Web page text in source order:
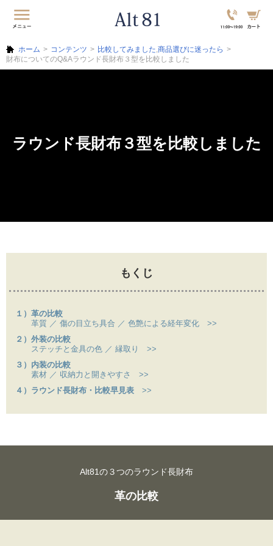
ホーム コンテンツ 比較してみました 商品選びに迷ったら
財布についてのQ&Aラウンド長財布３型を比較しました
ラウンド長財布３型を比較しました
もくじ
１）革の比較
革質 ／ 傷の目立ち具合 ／ 色艶による経年変化 >>
２）外装の比較
ステッチと金具の色 ／ 縁取り >>
３）内装の比較
素材 ／ 収納力と開きやすさ >>
４）ラウンド長財布・比較早見表 >>
Alt81の３つのラウンド長財布
革の比較